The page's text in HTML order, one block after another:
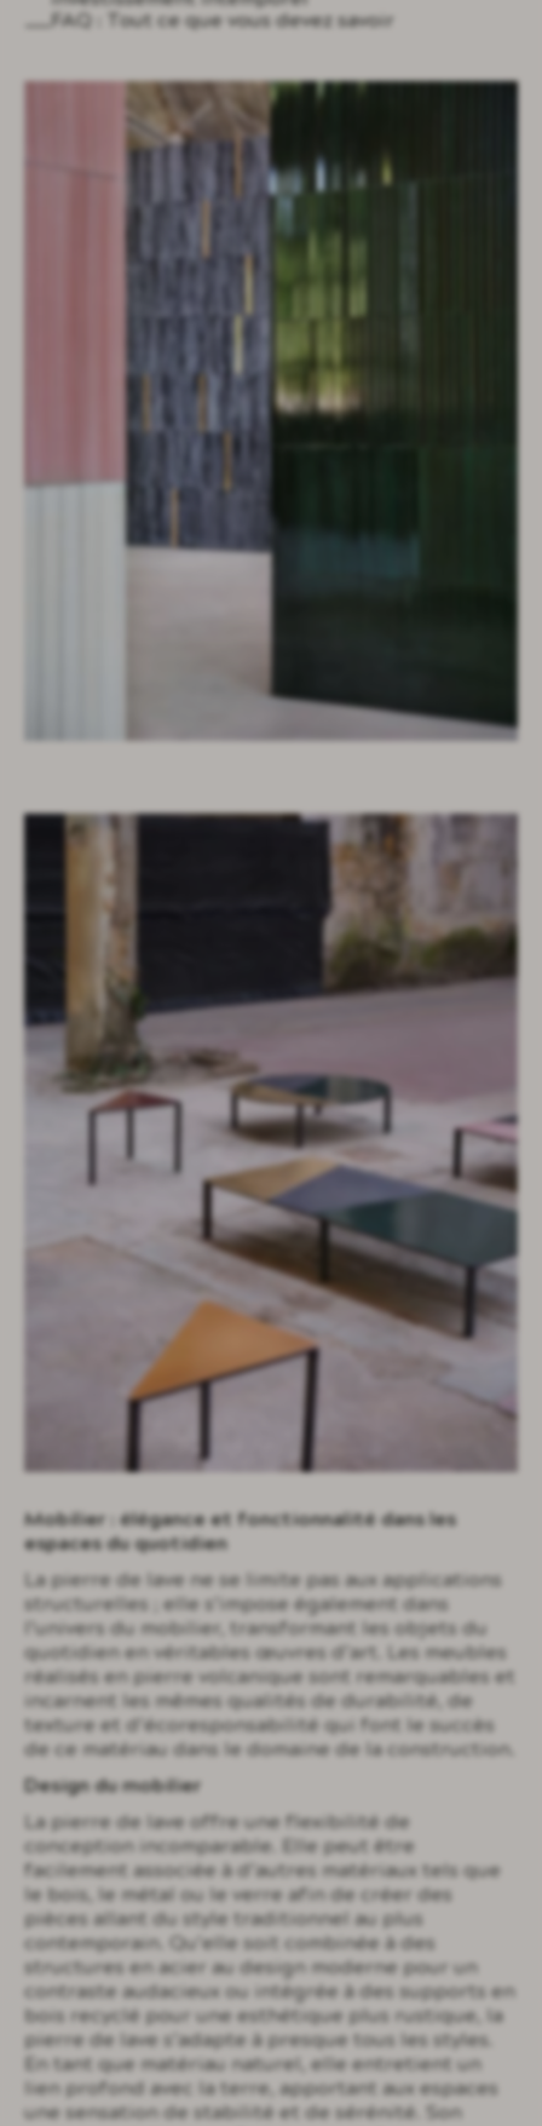
baignoire prima
edit table and stools
root planters
FAQ : Tout ce que vous devez savoir
Mobilier : élégance et fonctionnalité dans les
espaces du quotidien
La pierre de lave ne se limite pas aux applications
structurelles ; elle s’impose également dans
l’univers du mobilier, transformant les objets du
quotidien en véritables œuvres d’art. Les meubles
réalisés en pierre volcanique sont remarquables et
incarnent les mêmes qualités de durabilité, de
texture et d’écoresponsabilité qui font le succès
de ce matériau dans le domaine de la construction.
Design du mobilier
La pierre de lave offre une flexibilité de
conception incomparable. Elle peut être
facilement associée à d’autres matériaux tels que
le bois, le métal ou le verre afin de créer des
pièces allant du style traditionnel au plus
contemporain. Qu’elle soit combinée à des
structures en acier au design moderne pour un
contraste audacieux ou intégrée à des supports en
bois recyclé pour une esthétique plus rustique, la
pierre de lave s’adapte à presque tous les styles.
En tant que matériau naturel, elle entretient un
lien profond avec la terre, apportant aux espaces
une sensation de stabilité et de sérénité. Son